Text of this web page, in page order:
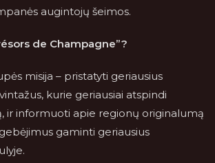
augintojų šeimos.
de Champagne”?
misija – pristatyti geriausius
kurie geriausiai atspindi
ir informuoti apie regionų originalumą
gaminti geriausius